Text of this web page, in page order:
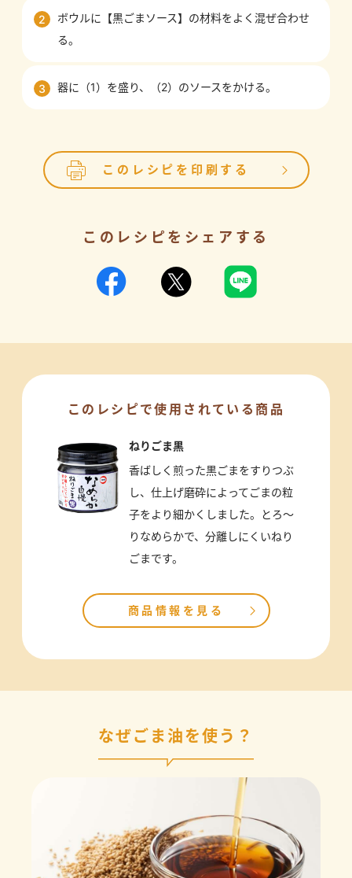
2
ボウルに【黒ごまソース】の材料をよく混ぜ合わせ
る。
3 器に（1）を盛り、（2）のソースをかける。
このレシピを印刷する
このレシピをシェアする
このレシピで使用されている商品
ねりごま黒
香ばしく煎った黒ごまをすりつぶ
し、仕上げ磨砕によってごまの粒
子をより細かくしました。とろ～
りなめらかで、分離しにくいねり
ごまです。
商品情報を見る
なぜごま油を使う？